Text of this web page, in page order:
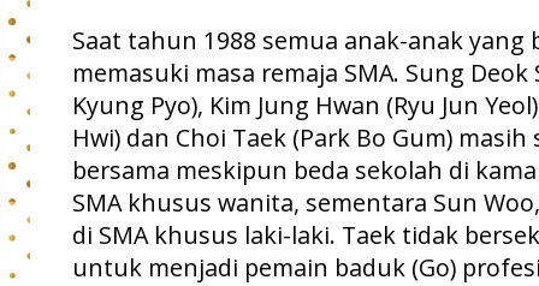
Saat tahun 1988 semua anak-anak yang
memasuki masa remaja SMA. Sung
Kyung Pyo), Kim Jung Hwan (Ryu Jun
Hwi) dan Choi Taek (Park Bo Gum)
bersama meskipun beda sekolah di
SMA khusus wanita, sementara Sun
di SMA khusus laki-laki. Taek tidak
untuk menjadi pemain baduk (Go)